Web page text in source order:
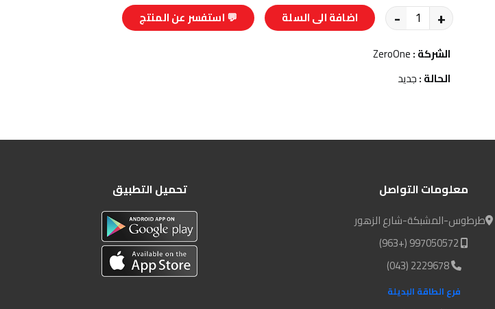
- + اضافة الى السلة
💬 استفسر عن المنتج
الشركة :ZeroOne
الحالة :جديد
معلومات التواصل
طرطوس-المشبكة-شارع الزهور
997050572 (+963)
2229678 (043)
فرع الطاقة البديلة
تحميل التطبيق